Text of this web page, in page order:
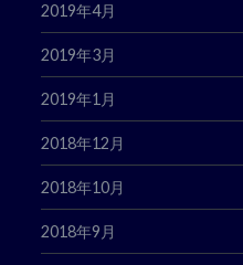
2019年4月
2019年3月
2019年1月
2018年12月
2018年10月
2018年9月